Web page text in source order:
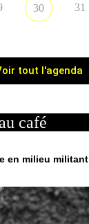
30 31
tout l'agenda
café
en milieu militant